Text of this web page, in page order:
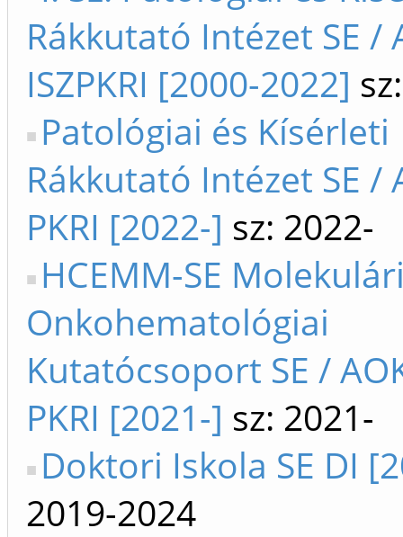
Rákkutató Intézet SE /
ISZPKRI [2000-2022]
Patológiai és Kísérleti
Rákkutató Intézet SE /
PKRI [2022-] sz: 2022-
HCEMM-SE
Onkohematológiai
Kutatócsoport SE /
PKRI [2021-] sz: 2021-
Doktori Iskola SE DI
2019-2024